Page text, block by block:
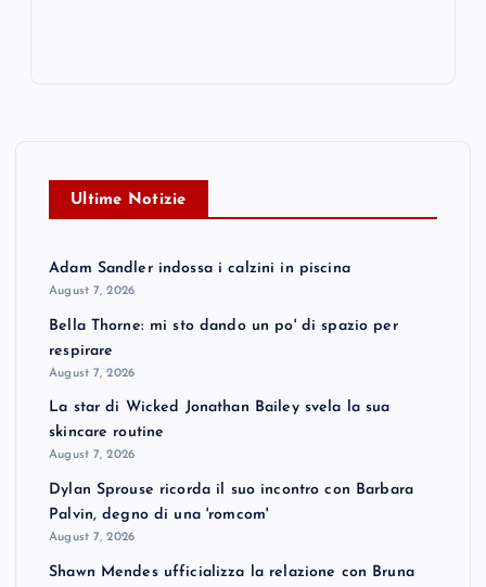
Ultime Notizie
Adam Sandler indossa i calzini in piscina
August 7, 2026
Bella Thorne: mi sto dando un po' di spazio per
respirare
August 7, 2026
La star di Wicked Jonathan Bailey svela la sua
skincare routine
August 7, 2026
Dylan Sprouse ricorda il suo incontro con Barbara
Palvin, degno di una 'romcom'
August 7, 2026
Shawn Mendes ufficializza la relazione con Bruna